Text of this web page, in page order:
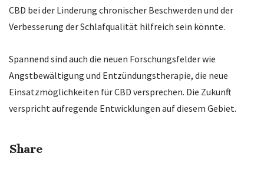
CBD bei der Linderung chronischer Beschwerden und der
Verbesserung der Schlafqualität hilfreich sein könnte.
Spannend sind auch die neuen Forschungsfelder wie
Angstbewältigung und Entzündungstherapie, die neue
Einsatzmöglichkeiten für CBD versprechen. Die Zukunft
verspricht aufregende Entwicklungen auf diesem Gebiet.
Share